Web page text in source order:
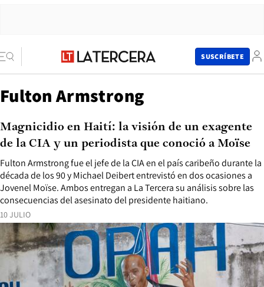
SUSCRÍBETE
Fulton Armstrong
10 JULIO
Fulton Armstrong fue el jefe de la CIA en el país caribeño durante la
década de los 90 y Michael Deibert entrevistó en dos ocasiones a
Jovenel Moïse. Ambos entregan a La Tercera su análisis sobre las
consecuencias del asesinato del presidente haitiano.
Magnicidio en Haití: la visión de un exagente
de la CIA y un periodista que conoció a Moïse